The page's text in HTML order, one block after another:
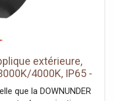
C, Poids net: 1.24 kg,
sur LS B16A:
15 A, Durée du courant
le verre (émission
de risque: 1extérieure,
4000K, IP65 -
(extérieur)
que la DOWNUNDER